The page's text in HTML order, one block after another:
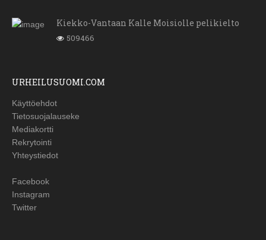
Kiekko-Vantaan Kalle Moisiolle pelikielto
509466
URHEILUSUOMI.COM
Käyttöehdot
Tietosuojalauseke
Mediakortti
Rekrytointi
Yhteystiedot
Facebook
Instagram
Twitter